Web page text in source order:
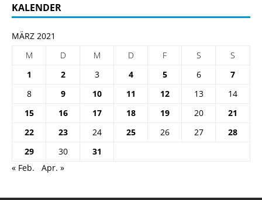
KALENDER
MÄRZ 2021
M
D M D F S
S
1
2 3 4 5 6
7
8
9 10 11 12 13
14
15
16 17 18 19 20
21
22
23 24 25 26 27
28
29
30
31
« Feb.
Apr. »